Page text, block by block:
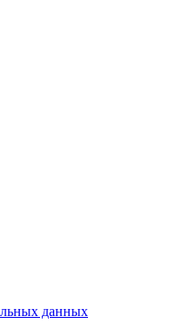
данных